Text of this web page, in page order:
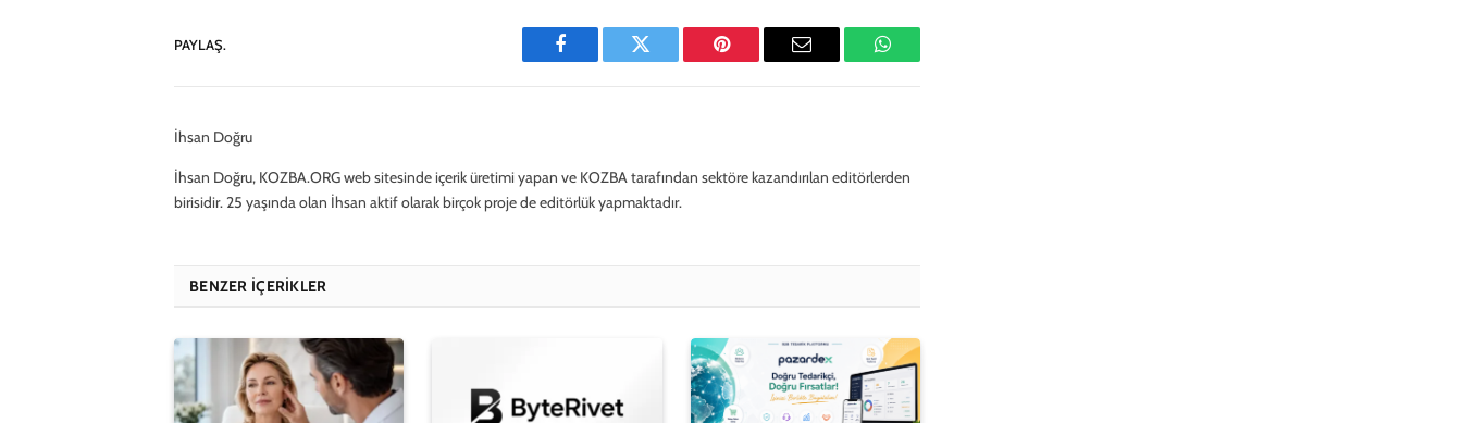
PAYLAŞ.
Facebook Twitter Pinterest
E-
WhatsApp
İhsan Doğru
İhsan Doğru, KOZBA.ORG web sitesinde içerik üretimi yapan ve KOZBA tarafından sektöre kazandırılan editörlerden
birisidir. 25 yaşında olan İhsan aktif olarak birçok proje de editörlük yapmaktadır.
BENZER İÇERIKLER